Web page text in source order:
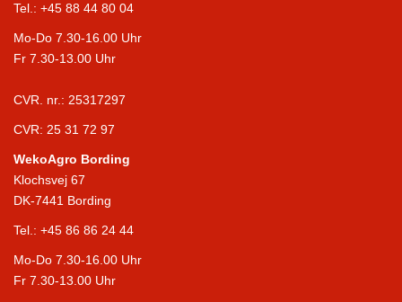
Tel.: +45 88 44 80 04
Mo-Do 7.30-16.00 Uhr
Fr 7.30-13.00 Uhr
CVR. nr.: 25317297
CVR: 25 31 72 97
WekoAgro Bording
Klochsvej 67
DK-7441 Bording
Tel.: +45 86 86 24 44
Mo-Do 7.30-16.00 Uhr
Fr 7.30-13.00 Uhr